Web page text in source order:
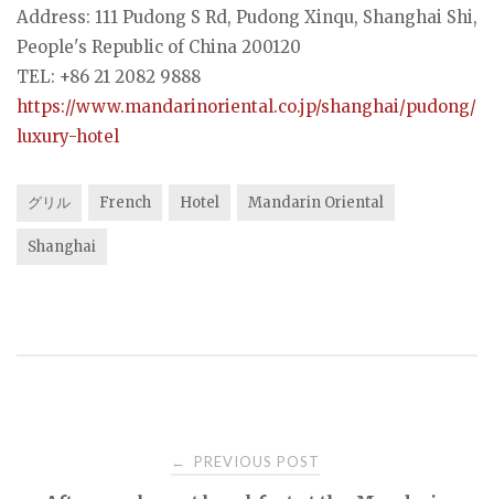
Address: 111 Pudong S Rd, Pudong Xinqu, Shanghai Shi,
People's Republic of China 200120
TEL: +86 21 2082 9888
https://www.mandarinoriental.co.jp/shanghai/pudong/
luxury-hotel
グリル French Hotel Mandarin Oriental
Shanghai
← PREVIOUS POST